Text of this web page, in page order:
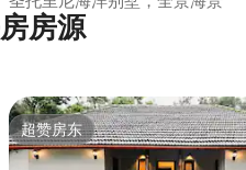
房源
超赞房东
超赞房东